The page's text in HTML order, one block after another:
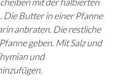
Die Butter in einer Pfanne
anbraten. Die restliche
geben. Mit Salz und
und